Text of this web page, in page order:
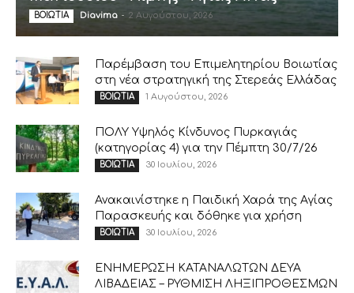
ΒΟΙΩΤΙΑ Diavima - 2 Αυγούστου, 2026
Παρέμβαση του Επιμελητηρίου Βοιωτίας
στη νέα στρατηγική της Στερεάς Ελλάδας
ΒΟΙΩΤΙΑ 1 Αυγούστου, 2026
ΠΟΛΥ Υψηλός Κίνδυνος Πυρκαγιάς
(κατηγορίας 4) για την Πέμπτη 30/7/26
ΒΟΙΩΤΙΑ 30 Ιουλίου, 2026
Ανακαινίστηκε η Παιδική Χαρά της Αγίας
Παρασκευής και δόθηκε για χρήση
ΒΟΙΩΤΙΑ 30 Ιουλίου, 2026
ΕΝΗΜΕΡΩΣΗ ΚΑΤΑΝΑΛΩΤΩΝ ΔΕΥΑ
ΛΙΒΑΔΕΙΑΣ – ΡΥΘΜΙΣΗ ΛΗΞΙΠΡΟΘΕΣΜΩΝ